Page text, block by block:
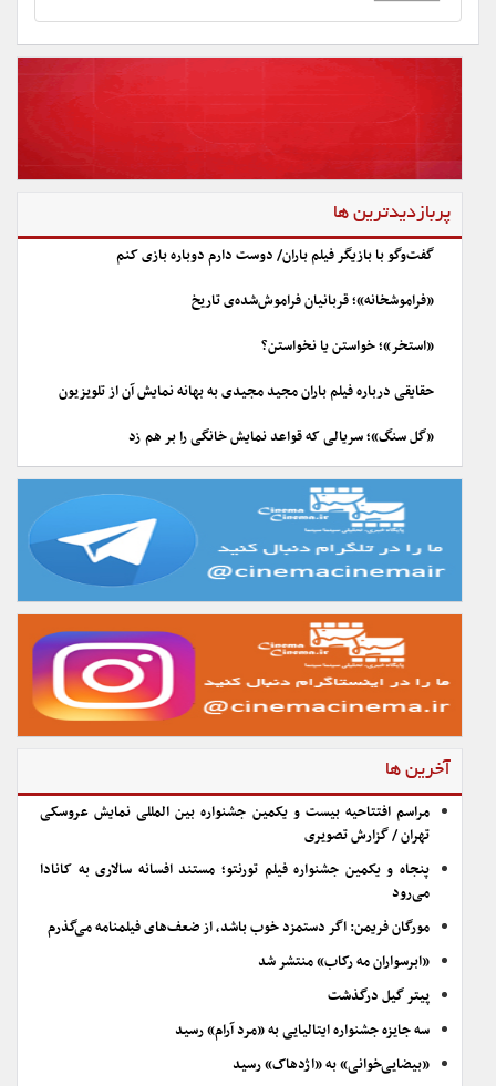
پربازدیدترین ها
گفت‌وگو با بازیگر فیلم باران/ دوست دارم دوباره بازی کنم
«فراموشخانه»؛ قربانیان فراموش‌شده‌ی تاریخ
«استخر»؛ خواستن یا نخواستن؟
حقایقی درباره فیلم باران مجید مجیدی به بهانه نمایش آن از تلویزیون
«گل سنگ»؛ سریالی که قواعد نمایش خانگی را بر هم زد
آخرین ها
مراسم افتتاحیه بیست و یکمین جشنواره بین المللی نمایش عروسکی
تهران / گزارش تصویری
پنجاه و یکمین جشنواره فیلم تورنتو؛ مستند افسانه سالاری به کانادا
می‌رود
مورگان فریمن: اگر دستمزد خوب باشد، از ضعف‌های فیلمنامه می‌گذرم
«ابرسواران مه رکاب» منتشر شد
پیتر گیل درگذشت
سه جایزه جشنواره ایتالیایی به «مرد آرام» رسید
«بیضایی‌خوانی» به «اژدهاک» رسید